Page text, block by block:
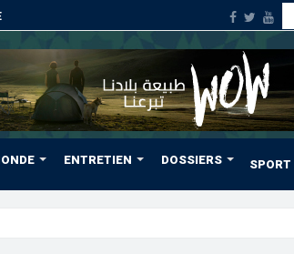
ENTRETIEN DOSSIERS SPORT
nouvea